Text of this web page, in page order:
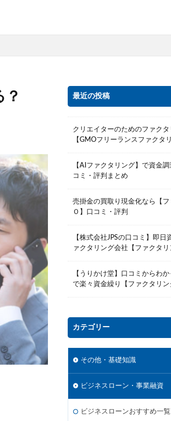
最近の投稿
クリエイターのためのファク
【GMOフリーランスファクタ
【AIファクタリング】で資金調
コミ・評判まとめ
売掛金の買取り現金化なら【
Ｏ】口コミ・評判
【株式会社JPSの口コミ】即日
ァクタリング会社【ファクタリ
【うりかけ堂】口コミからわ
で楽々資金繰り【ファクタリン
カテゴリー
その他・基礎知識
ビジネスローン・事業融資
ビジネスローンおすすめ一覧